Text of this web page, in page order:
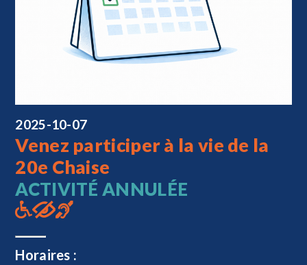
2025-10-07
Venez participer à la vie de la
20e Chaise
ACTIVITÉ ANNULÉE
Horaires :